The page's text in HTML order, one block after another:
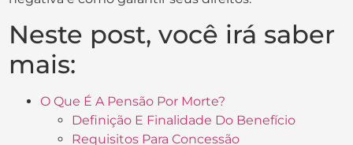
Neste post, você irá saber
mais:
O Que É A Pensão Por Morte?
Definição E Finalidade Do Benefício
Requisitos Para Concessão